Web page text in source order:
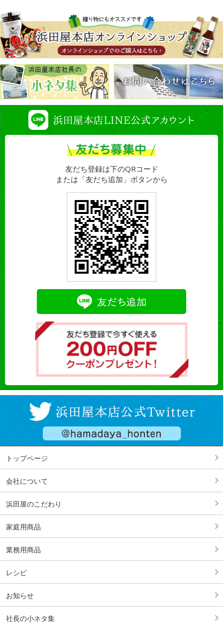
友だち登録は下のQRコード
または「友だち追加」ボタンから
トップページ
会社について
浜田屋のこだわり
家庭用商品
業務用商品
レシピ
お知らせ
社長の小ネタ集